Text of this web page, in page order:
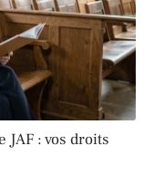
JAF : vos droits